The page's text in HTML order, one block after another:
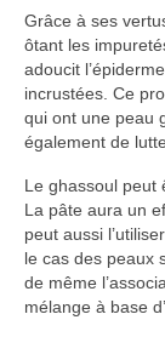
Grâce à ses
ôtant les
adoucit
incrustées. Ce
qui ont une peau
également de
Le ghassoul peut
La pâte aura un
peut aussi
le cas des peaux
de même
mélange à base